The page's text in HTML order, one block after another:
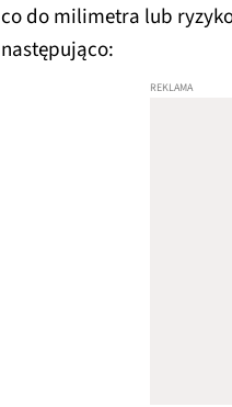
co do milimetra lub
następująco: